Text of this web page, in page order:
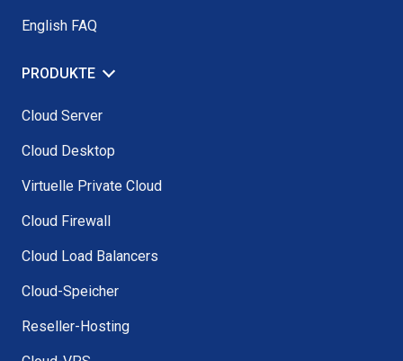
English FAQ
PRODUKTE
Cloud Server
Cloud Desktop
Virtuelle Private Cloud
Cloud Firewall
Cloud Load Balancers
Cloud-Speicher
Reseller-Hosting